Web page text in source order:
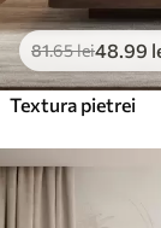
81.65lei48 .99
Textura pietrei